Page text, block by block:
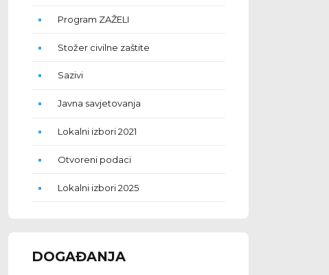
Program ZAŽELI
Stožer civilne zaštite
Sazivi
Javna savjetovanja
Lokalni izbori 2021
Otvoreni podaci
Lokalni izbori 2025
DOGAĐANJA